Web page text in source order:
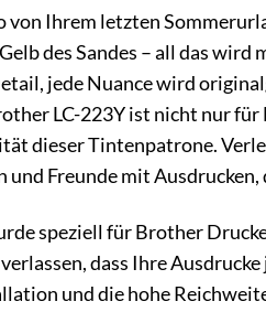
von Ihrem letzten
des Sandes – all das
jede Nuance wird
LC-223Y ist nicht nur
dieser Tintenpatrone.
und Freunde mit
speziell für Brother
dass Ihre
und die hohe